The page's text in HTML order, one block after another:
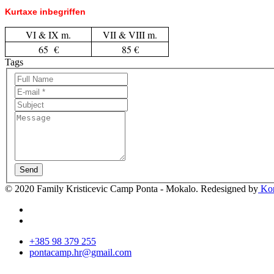
Kurtaxe inbegriffen
VI & IX m.
VII & VIII m.
65 €
85 €
Tags
Send
© 2020 Family Kristicevic Camp Ponta - Mokalo. Redesigned by
+385 98 379 255
pontacamp.hr@gmail.com